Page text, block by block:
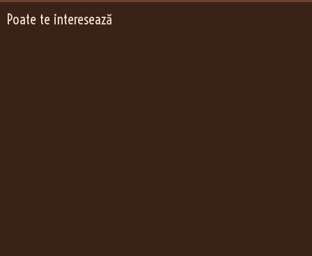
Poate te interesează